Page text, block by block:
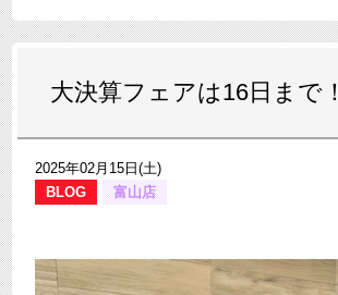
大決算フェアは16日まで！
2025年02月15日(土)
BLOG
富山店